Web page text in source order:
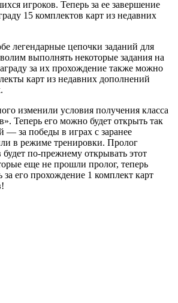
игроков. Теперь за ее завершение
15 комплектов карт из недавних
легендарные цепочки заданий для
выполнять некоторые задания на
за их прохождение также можно
карт из недавних дополнений
изменили условия получения класса
Теперь его можно будет открыть так
— за победы в играх с заранее
в режиме тренировки. Пролог
по-прежнему открывать этот
еще не прошли пролог, теперь
за его прохождение 1 комплект карт